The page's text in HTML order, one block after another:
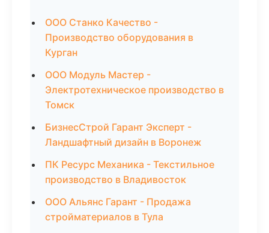
ООО Станко Качество -
Производство оборудования в
Курган
ООО Модуль Мастер -
Электротехническое производство в
Томск
БизнесСтрой Гарант Эксперт -
Ландшафтный дизайн в Воронеж
ПК Ресурс Механика - Текстильное
производство в Владивосток
ООО Альянс Гарант - Продажа
стройматериалов в Тула